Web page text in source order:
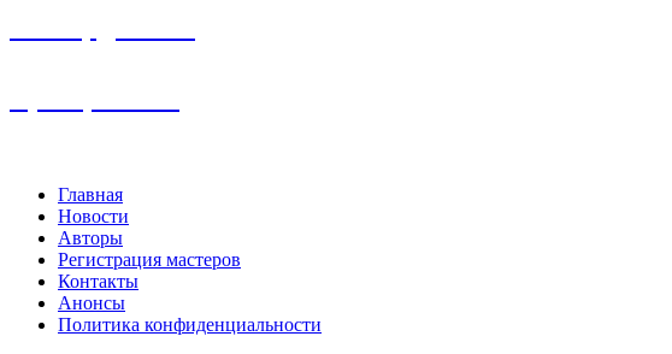
Главная
Новости
Авторы
Регистрация мастеров
Контакты
Анонсы
Политика конфиденциальности